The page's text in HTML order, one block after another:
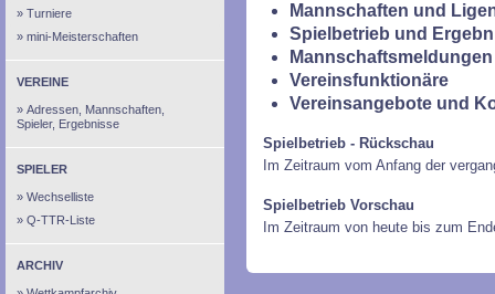
Turniere
mini-Meisterschaften
VEREINE
Adressen, Mannschaften,
Spieler, Ergebnisse
SPIELER
Wechselliste
Q-TTR-Liste
ARCHIV
Mannschaften und
Spielbetrieb und
Vereinsfunktionäre
Vereinsangebote und
Spielbetrieb - Rückschau
Im Zeitraum vom Anfang der
Spielbetrieb Vorschau
Im Zeitraum von heute bis zum